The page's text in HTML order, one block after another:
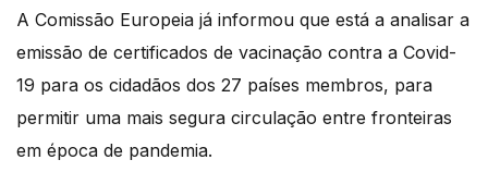
A Comissão Europeia já informou que está a analisar a
emissão de certificados de vacinação contra a Covid-
19 para os cidadãos dos 27 países membros, para
permitir uma mais segura circulação entre fronteiras
em época de pandemia.